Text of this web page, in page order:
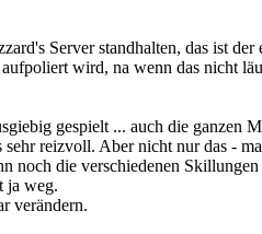
Server standhalten, das ist
wird, na wenn das nicht
gespielt ... auch die ganzen
reizvoll. Aber nicht nur das -
noch die verschiedenen
ja weg.
verändern.